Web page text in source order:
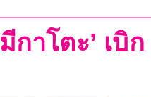
าโตะ’ เบิก